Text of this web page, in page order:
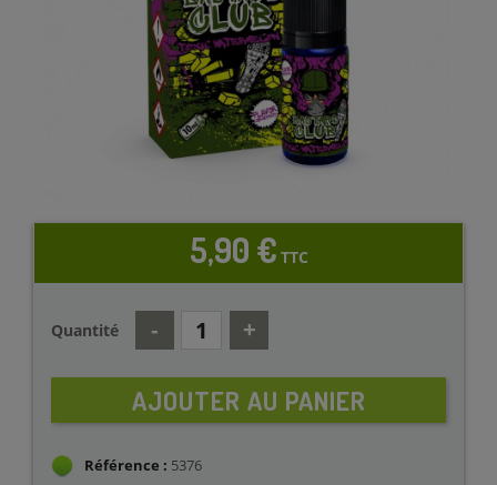
5,90 € TTC
Quantité
AJOUTER AU PANIER
Référence : 5376